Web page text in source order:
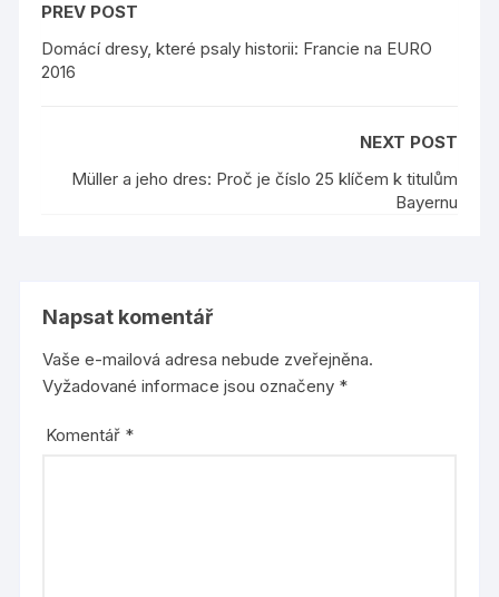
PREV POST
Domácí dresy, které psaly historii: Francie na EURO
2016
NEXT POST
Müller a jeho dres: Proč je číslo 25 klíčem k titulům
Bayernu
Napsat komentář
Vaše e-mailová adresa nebude zveřejněna.
Vyžadované informace jsou označeny *
Komentář *